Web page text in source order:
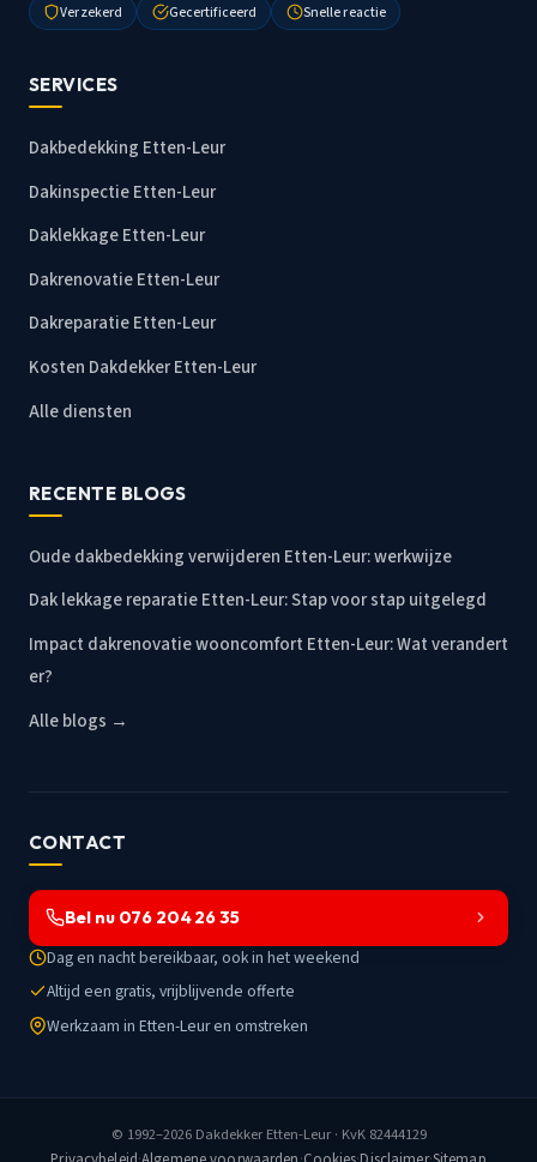
Verzekerd Gecertificeerd Snelle reactie
SERVICES
Dakbedekking Etten-Leur
Dakinspectie Etten-Leur
Daklekkage Etten-Leur
Dakrenovatie Etten-Leur
Dakreparatie Etten-Leur
Kosten Dakdekker Etten-Leur
Alle diensten
RECENTE BLOGS
Oude dakbedekking verwijderen Etten-Leur: werkwijze
Dak lekkage reparatie Etten-Leur: Stap voor stap uitgelegd
Impact dakrenovatie wooncomfort Etten-Leur: Wat verandert
er?
Alle blogs →
CONTACT
Bel nu 076 204 26 35
Dag en nacht bereikbaar, ook in het weekend
Altijd een gratis, vrijblijvende offerte
Werkzaam in Etten-Leur en omstreken
© 1992–2026 Dakdekker Etten-Leur· KvK 82444129